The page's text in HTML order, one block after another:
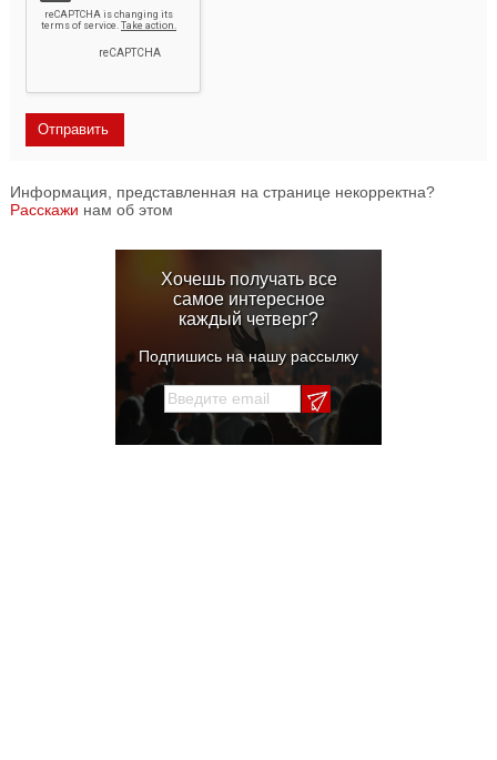
Информация, представленная на странице некорректна?
Расскажи нам об этом
Хочешь получать все
самое интересное
каждый четверг?
Подпишись на нашу рассылку